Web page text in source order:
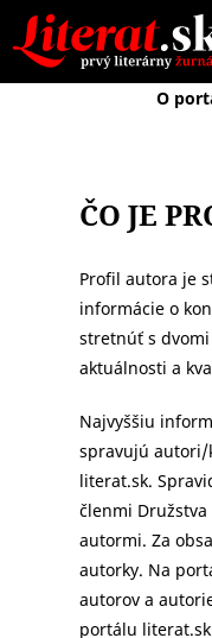
O
ČO JE
Profil autora je
informácie o
stretnúť s
aktuálnosti a
Najvyššiu
spravujú autori/
literat.sk.
členmi
autormi. Za
autorky. Na
autorov a
portálu